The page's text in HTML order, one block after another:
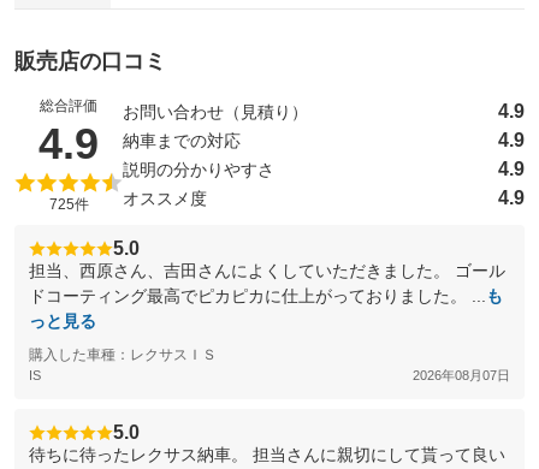
販売店の口コミ
総合評価
4.9 （5点満点中）
725件
お問い合わせ（見積り） 4.9
納車までの対応 4.9
説明の分かりやすさ 4.9
オススメ度 4.9
5.0
担当、西原さん、吉田さんによくしていただきました。 ゴール
ドコーティング最高でピカピカに仕上がっておりました。 ...
も
っと見る
購入した車種：レクサスＩＳ
IS 2026年08月07日
5.0
待ちに待ったレクサス納車。 担当さんに親切にして貰って良い